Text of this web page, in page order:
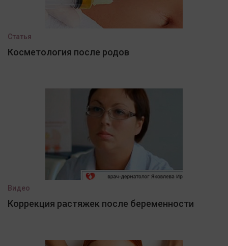
Статья
Косметология после родов
Видео
Коррекция растяжек после беременности